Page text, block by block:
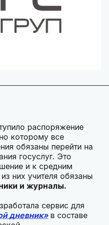
распоряжение
которому все
обязаны перейти на
госуслуг. Это
и к средним
них учителя обязаны
и журналы.
сервис для
дневник» в составе